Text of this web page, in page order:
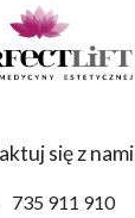
się z nami
735 911 910